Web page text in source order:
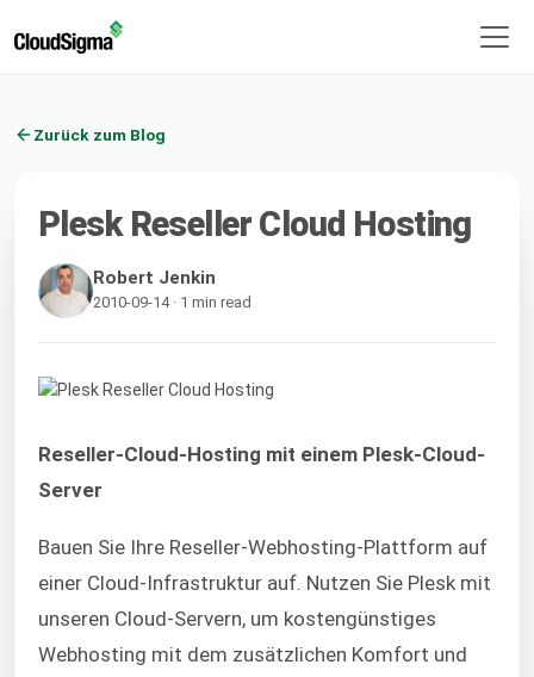
Zurück zum Blog
Plesk Reseller Cloud Hosting
Robert Jenkin
2010-09-14 · 1 min read
Reseller-Cloud-Hosting mit einem Plesk-Cloud-
Server
Bauen Sie Ihre Reseller-Webhosting-Plattform auf
einer Cloud-Infrastruktur auf. Nutzen Sie Plesk mit
unseren Cloud-Servern, um kostengünstiges
Webhosting mit dem zusätzlichen Komfort und